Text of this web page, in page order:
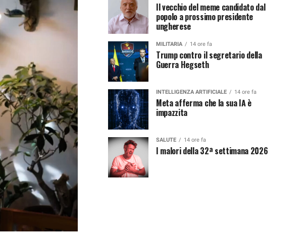
Il vecchio del meme candidato dal
popolo a prossimo presidente
ungherese
MILITARIA 14 ore fa
Trump contro il segretario della
Guerra Hegseth
INTELLIGENZA ARTIFICIALE 14 ore fa
Meta afferma che la sua IA è
impazzita
SALUTE 14 ore fa
I malori della 32ª settimana 2026